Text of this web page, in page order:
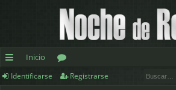
nl
Inicio
or
Identificarse Registrarse